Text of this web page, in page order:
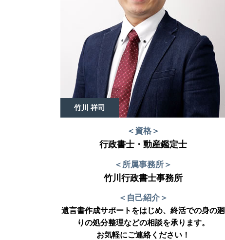
竹川 祥司
＜資格＞
行政書士・動産鑑定士
＜所属事務所＞
竹川行政書士事務所
＜自己紹介＞
遺言書作成サポートをはじめ、終活での身の廻
りの処分整理などの相談を承ります。
お気軽にご連絡ください！